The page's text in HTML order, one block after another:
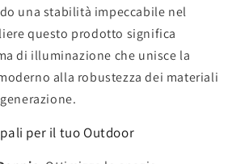
una stabilità impeccabile nel
questo prodotto significa
di illuminazione che unisce la
alla robustezza dei materiali
per il tuo Outdoor